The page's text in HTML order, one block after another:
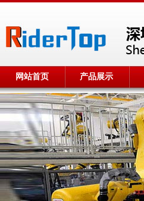
网站首页 产品展示